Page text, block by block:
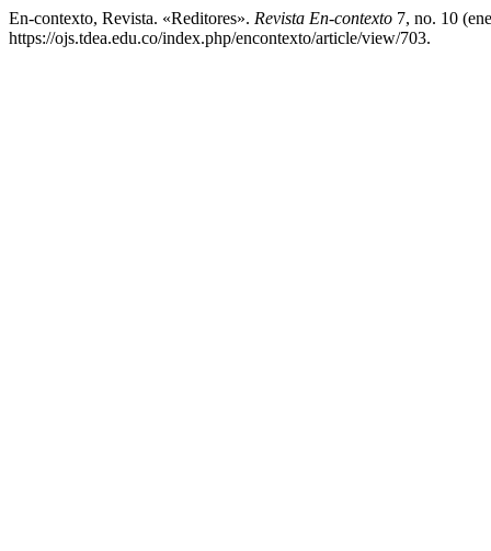
En-contexto, Revista. «Reditores». Revista En-contexto 7, no. 10
https://ojs.tdea.edu.co/index.php/encontexto/article/view/703.